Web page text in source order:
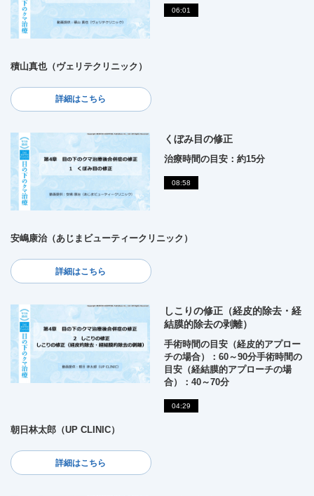
06:01
積山真也（ヴェリテクリニック）
詳細はこちら
くぼみ目の修正
治療時間の目安：約15分
08:58
安嶋康治（あじまビューティークリニック）
詳細はこちら
しこりの修正（経皮的除去・経
結膜的除去の剥離）
手術時間の目安（経皮的アプロー
チの場合）：60～90分手術時間の
目安（経結膜的アプローチの場
合）：40～70分
04:29
朝日林太郎（UP CLINIC）
詳細はこちら